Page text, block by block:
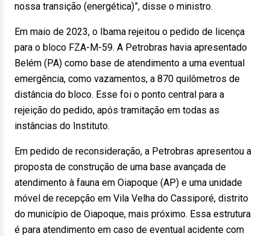
nossa transição (energética)”, disse o ministro.
Em maio de 2023, o Ibama rejeitou o pedido de licença
para o bloco FZA-M-59. A Petrobras havia apresentado
Belém (PA) como base de atendimento a uma eventual
emergência, como vazamentos, a 870 quilômetros de
distância do bloco. Esse foi o ponto central para a
rejeição do pedido, após tramitação em todas as
instâncias do Instituto.
Em pedido de reconsideração, a Petrobras apresentou a
proposta de construção de uma base avançada de
atendimento à fauna em Oiapoque (AP) e uma unidade
móvel de recepção em Vila Velha do Cassiporé, distrito
do município de Oiapoque, mais próximo. Essa estrutura
é para atendimento em caso de eventual acidente com